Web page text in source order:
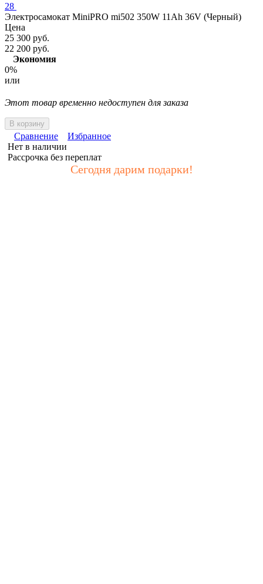
28
Электросамокат MiniPRO mi502 350W 11Ah 36V (Черный)
Цена
25 300 руб.
22 200 руб.
Экономия
0%
или
Этот товар временно недоступен для заказа
В корзину
Сравнение
Избранное
Нет в наличии
Рассрочка без переплат
Сегодня дарим подарки!